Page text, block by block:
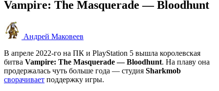
Vampire: The Masquerade — Bloodhunt
Андрей Маковеев
В апреле 2022-го на ПК и PlayStation 5 вышла королевская
битва Vampire: The Masquerade — Bloodhunt. На плаву она
продержалась чуть больше года — студия Sharkmob
сворачивает поддержку игры.